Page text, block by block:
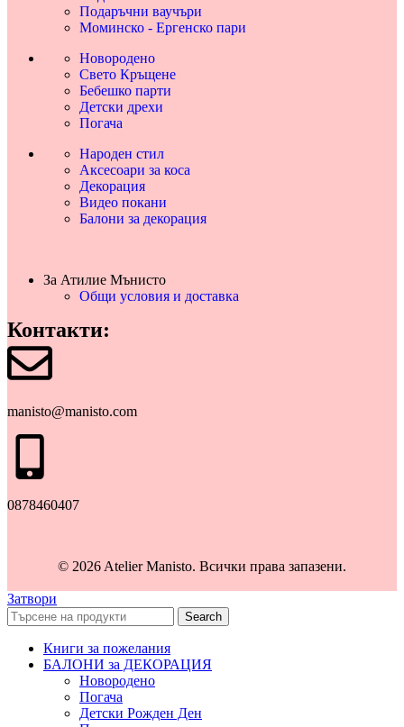
Подаръчни ваучъри
Моминско - Ергенско пари
Новородено
Свето Кръщене
Бебешко парти
Детски дрехи
Погача
Народен стил
Аксесоари за коса
Декорация
Видео покани
Балони за декорация
За Атилие Мънисто
Общи условия и доставка
Контакти:
manisto@manisto.com
0878460407
© 2026 Atelier Manisto. Всички права запазени.
Затвори
Search
Книги за пожелания
БАЛОНИ за ДЕКОРАЦИЯ
Новородено
Погача
Детски Рожден Ден